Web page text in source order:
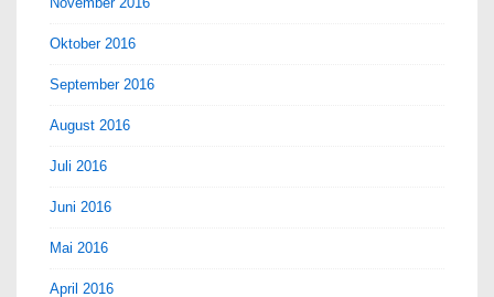
Oktober 2016
September 2016
August 2016
Juli 2016
Juni 2016
Mai 2016
April 2016